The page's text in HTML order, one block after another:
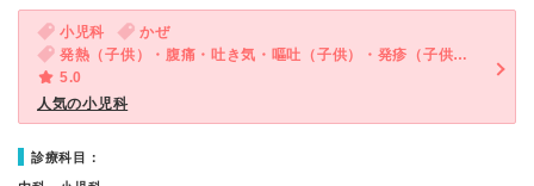
小児科
かぜ
発熱（子供）・腹痛・吐き気・嘔吐（子供）・発疹（子供）・咳・呼吸困難（子供）
5.0
人気の小児科
診療科目：